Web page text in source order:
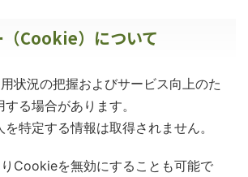
Cookie）について
状況の把握およびサービス向上のた
る場合があります。
特定する情報は取得されません。
Cookieを無効にすることも可能で